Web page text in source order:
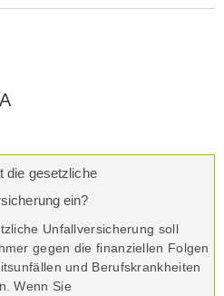
die gesetzliche
ein?
Unfallversicherung soll
gegen die finanziellen Folgen
und Berufskrankheiten
Wenn Sie